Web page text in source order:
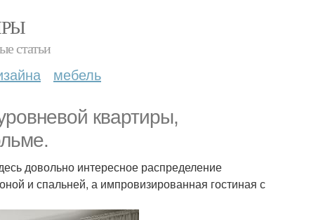
статьи
мебель
квартиры,
довольно интересное распределение
и спальней, а импровизированная гостиная с